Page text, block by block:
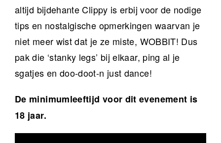
altijd bijdehante Clippy is erbij voor de nodige
tips en nostalgische opmerkingen waarvan je
niet meer wist dat je ze miste, WOBBIT! Dus
pak die ‘stanky legs’ bij elkaar, ping al je
sgatjes en doo-doot-n just dance!
De minimumleeftijd voor dit evenement is
18 jaar.